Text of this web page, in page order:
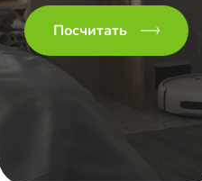
Посчитать